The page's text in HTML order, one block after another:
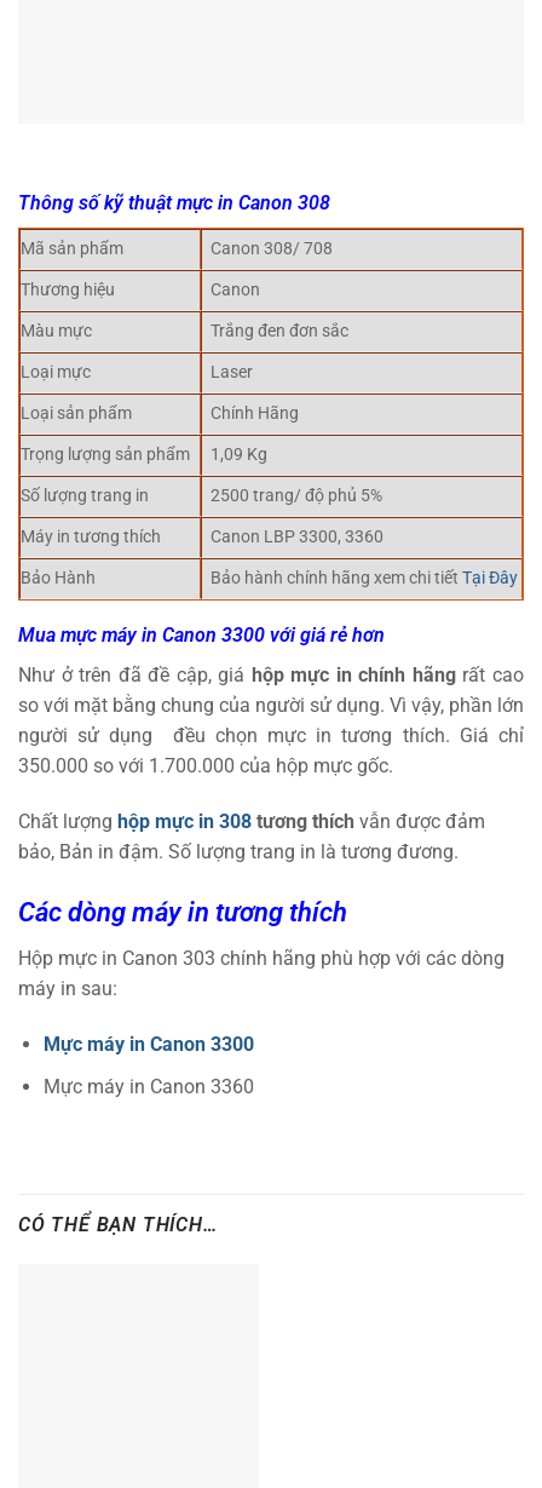
Thông số kỹ thuật mực in Canon 308
Mã sản phẩm
Canon 308/ 708
Thương hiệu
Canon
Màu mực
Trắng đen đơn sắc
Loại mực
Laser
Loại sản phẩm
Chính Hãng
Trọng lượng sản phẩm
1,09 Kg
Số lượng trang in
2500 trang/ độ phủ 5%
Máy in tương thích
Canon LBP 3300, 3360
Bảo Hành
Bảo hành chính hãng xem chi tiếtTại Đây
Mua mực máy in Canon 3300 với giá rẻ hơn
Như ở trên đã đề cập, giá hộp mực in chính hãngrất cao
so với mặt bằng chung của người sử dụng. Vì vậy, phần lớn
người sử dụng đều chọn mực in tương thích. Giá chỉ
350.000 so với 1.700.000 của hộp mực gốc.
Chất lượng hộp mực in 308 tương thích vẫn được đảm
bảo, Bản in đậm. Số lượng trang in là tương đương.
Các dòng máy in tương thích
Hộp mực in Canon 303 chính hãng phù hợp với các dòng
máy in sau:
Mực máy in Canon 3300
Mực máy in Canon 3360
CÓ THỂ BẠN THÍCH…